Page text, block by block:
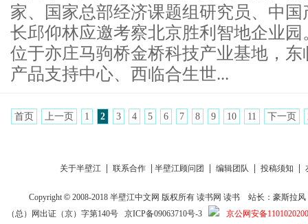
家、国家总部经济课题组研究员、中
长邱仰林应邀考察北京胜利智地企业
位于亦庄马驹桥金桥科技产业基地，
产品支持中心、西临合生世...
首页 上一页 1 2 3 4 5 6 7 8 9 10 11 下一页
关于半壁江 联系合作 半壁江顾问团 编辑团队 投稿须知
Copyright © 2008-2018半壁江中文网 版权所有读书网 读书
站长：豪斯拉风
（总）网出证（京）字第140号 京ICP备09063710号-3
京公网安备